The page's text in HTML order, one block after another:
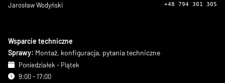
Jarosław Wodyński +48 794 301 305
Wsparcie techniczne
Sprawy: Montaż, konfiguracja, pytania techniczne
Poniedziałek - Piątek
9:00 - 17:00